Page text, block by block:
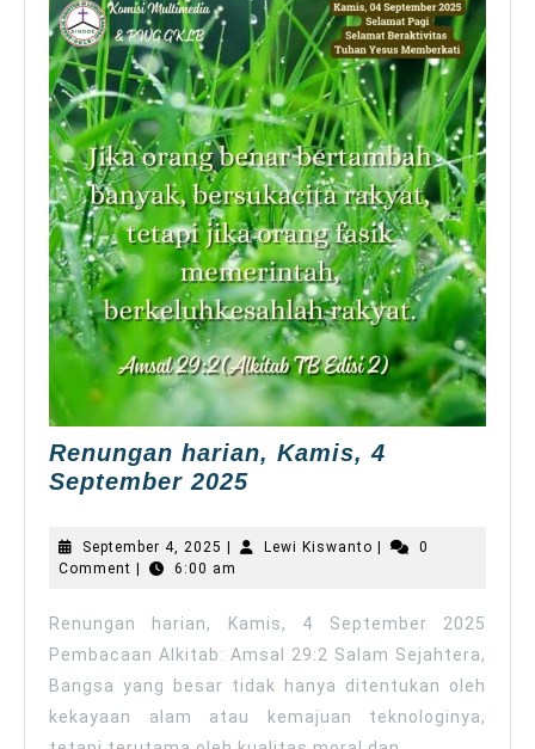
Renungan harian, Kamis, 4
September 2025Renungan
Kamis,
2025
September 4, 2025 September
4,
Lewi Kiswanto Lewi
0
Comment
6:00 am
Renungan harian, Kamis, 4 September 2025
Pembacaan Alkitab: Amsal 29:2 Salam Sejahtera,
Bangsa yang besar tidak hanya ditentukan oleh
kekayaan alam atau kemajuan teknologinya,